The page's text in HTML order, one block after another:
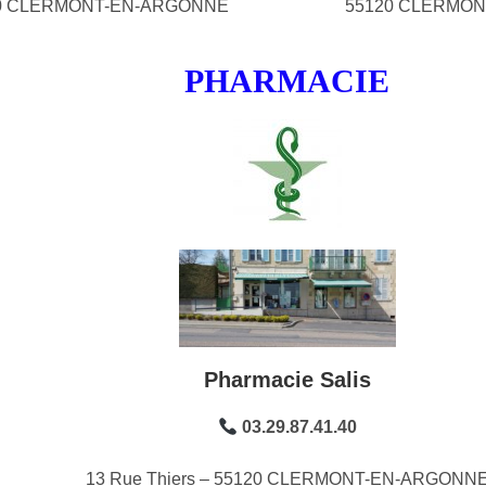
CLERMONT-EN-ARGONNE 55120
PHARMACIE
Pharmacie Salis
03.29.87.41.40
13 Rue Thiers – 55120 CLERMONT-EN-